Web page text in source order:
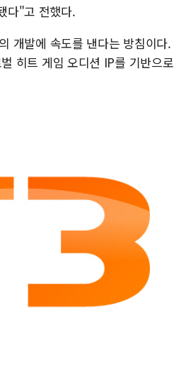
주·인천 경선 발표...김민석 '재역전'
이사 해임 재추진…"26일까지 의혹 소
용 예상 밖 부진에 연준 금리 인상 가
다"고 전했다.
개발에 속도를 낸다는 방침이다.
히트 게임 오디션 IP를 기반으로